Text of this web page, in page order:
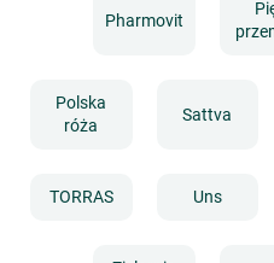
Pharmovit
Polska
róża
Sattva
TORRAS Uns